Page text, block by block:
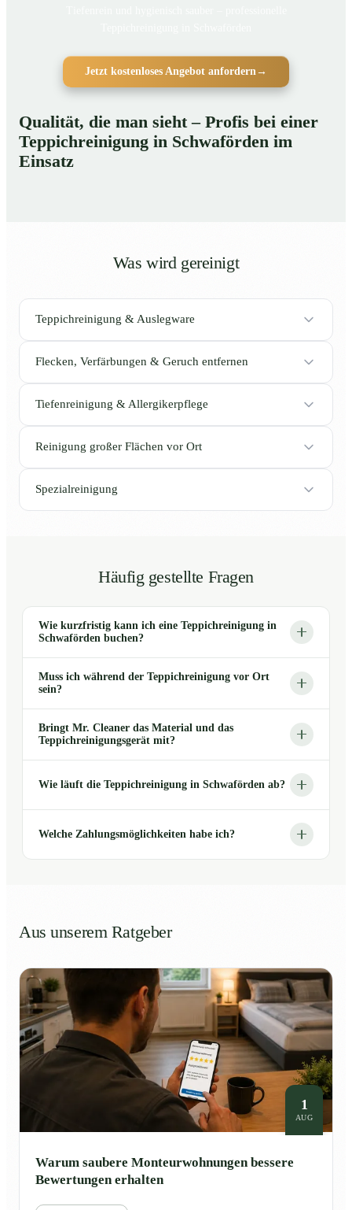
Jetzt kostenloses Angebot anfordern →
Qualität, die man sieht – Profis bei einer
Teppichreinigung in Schwaförden im
Einsatz
Was wird gereinigt
Teppichreinigung & Auslegware
Flecken, Verfärbungen & Geruch entfernen
Tiefenreinigung & Allergikerpflege
Reinigung großer Flächen vor Ort
Spezialreinigung
Häufig gestellte Fragen
Wie kurzfristig kann ich eine Teppichreinigung in
Schwaförden buchen?
Muss ich während der Teppichreinigung vor Ort
sein?
Bringt Mr. Cleaner das Material und das
Teppichreinigungsgerät mit?
Wie läuft die Teppichreinigung in Schwaförden ab?
Welche Zahlungsmöglichkeiten habe ich?
Aus unserem Ratgeber
1
AUG
Warum saubere Monteurwohnungen bessere
Bewertungen erhalten